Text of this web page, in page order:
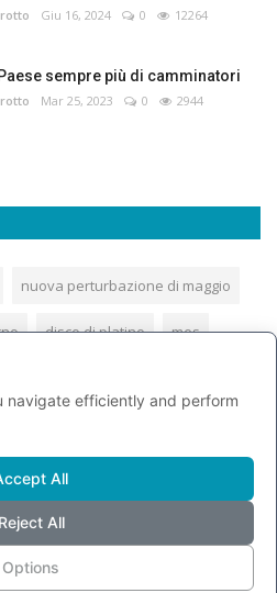
Giu 16, 2024 0 12264
sempre più di camminatori
Mar 25, 2023 0 2944
nuova perturbazione di maggio
disco di platino mes
dei porti?
navigate efficiently and perform
All
Reject All
Options